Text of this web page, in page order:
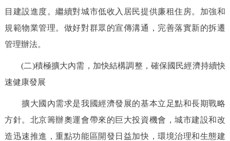
目建設進度。繼續對城市低收入居民提供廉租住房。加強和
規範物業管理。做好對群眾的宣傳溝通，完善落實新的拆遷
管理辦法。
(二)積極擴大內需，加快結構調整，確保國民經濟持續快
速健康發展
擴大國內需求是我國經濟發展的基本立足點和長期戰略
方針。北京籌辦奧運會帶來的巨大投資機會，城市建設和改
造迅速推進，重點功能區開發日益加快，環境治理和生態建